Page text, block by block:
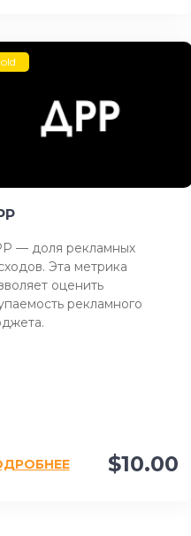
— доля рекламных
Эта метрика
оценить
рекламного
$10.00